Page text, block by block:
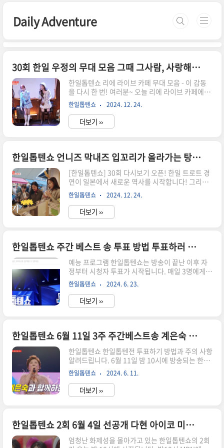
Daily Adventure
30회 한일 우정의 무대 모음 그때 그사람, 사랑해요 그대를, 제비꽃
한일톱텐쇼 리에 라이브 카페 무대 모음 - 이 감동
을 다시 한 번! 여러분~ 오늘 리에 라이브 카페에서
펼쳐진 무대들 너무 좋았죠? 하나하나 다시 정리해
보면서 그 감동을 나눠볼게요!오늘의 무대 라인업
>>>방송보러가기 ▶오늘의 무대 라인업1️⃣ 전유진
&김다현 - '아이 좋아라'깜찍함 폭발! 두 사람의 케
기 김다현, 고3병 전유진 때문에 힘들었다"는 사연
너무 웃겼어요ㅋㅋ두 분의 하모니 완벽 그 자체!3️⃣
아키&어머니 - '천년의 고도'방송 최초 공개된 모녀
듀엣가족애가 느껴지는 따뜻한 무대였어요😊4️⃣
린&리에 - '그때 그 사람'"모든 순간이 행복했으면
하는 마음으로 준비했다"양국 대표 디바..
한일톱텐쇼 2024. 12. 24.
더보기 ››
한일톱텐쇼 언니즈 막내즈 입꼬리가 올라가는 탕진잼 구경하기
[한일톱텐쇼] 30회 다시보기 오픈! 한일 트로트 경
연이 일본에서 새로운 역사를 시작합니다! 그리고
봉인해제된 한국톱 가수들의 지갑! 탕진잼♬ 탕진
잼, 탕진잼♪ 쇼핑은 언제나 옳다! 일본 길거리, 시
장을 종횡누진 누리는 언니즈와 동생즈들의 영상으
로 기분업! 양국 정상급 가수들의 특별 무대 보러가
▶️ https://daily4senior.com/304
한일톱텐쇼 2024. 12. 24.
더보기 ››
한일톱텐쇼 주간 베스트 송 투표 방법 투표하러 가기 투표앱 다운로드
예능 프로그램 한일톱텐쇼는 방송이 끝난 이후 자
정부터 시청자 투표가 시작됩니다. 매일 3명에게
투표가 가능하니 꼭 참여해주세요. 매주 일요일 자
정까지 매일 3팀에게 투표하세요! K-트롯 방송 허
브 | 한일톱텐쇼•현역가왕2•미스터트롯3본방사수
시간 알림 ● 실시간 시청 ● 투표 참여 ● 국민판
운로드 없이 홈페이지 가입만으로 매일 투표하실
수 있습니다. 바뀐 한일톱텐쇼 투표 방법은 위 글에
서 확인해주세요.투표에서 1위로 뽑힌 곡은 '주간
베스트 송'으로 선정됩니다. 이번 글에서는 한일 톱
텐쇼 시청자 투표 방법에 대해 자세히 알아보겠습
니다.한일 톱텐쇼 투표 방법한일 톱텐쇼 방송이 끝
난 직후부터 네이버에..
한일톱텐쇼 2024. 6. 23.
더보기 ››
한일톱텐쇼 6월 11일 3주 주간베스트송 계은숙 투표방법 재방송 mbn홈페이지다시보기
한일톱텐쇼 한일톱텐전 투표하기 방법과 주의 사항
알려드립니다. 6월 11일 밤 10시에 방송되는 한일
톱텐쇼 3회 3주차 주간베스트송 투표는 밤12시부
터 시작됩니다. 더불어 한일톱텐쇼 방송 시간과 재
방송 편성표, 스마트폰으로 실시간 시청하실 수 있
는 곳도 알려드립니다.한일톱텐쇼는 매주 화요일
👈지난 방송 다시보기👈주간베스트송 투표앱 바
로가기👈현역가왕 전국콘서트 일정👈아래 사진
처럼 밤 10시 본방송 시간에 스마트폰으로 mbn홈
한일톱텐쇼 2024. 6. 11.
더보기 ››
한일톱텐쇼 2회 6월 4일 선공개 다현 아이코 미유 콜라보 밤 10시
엄청난 화제성을 몰아가고 있는 한일톱텐쇼의 2회